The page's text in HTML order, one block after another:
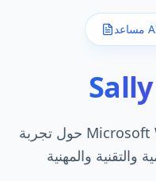
حول تجربة Microsoft Word الخاصة بك مع قدرات AI